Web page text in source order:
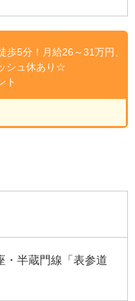
歩5分！月給26～31万円、
シュ休あり☆
ト
・半蔵門線「表参道